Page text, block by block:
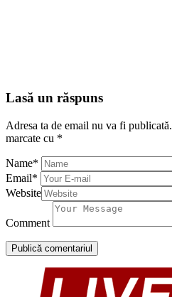
Lasă un răspuns
Adresa ta de email nu va fi publicată.
marcate cu *
Name*
Email*
Website
Comment